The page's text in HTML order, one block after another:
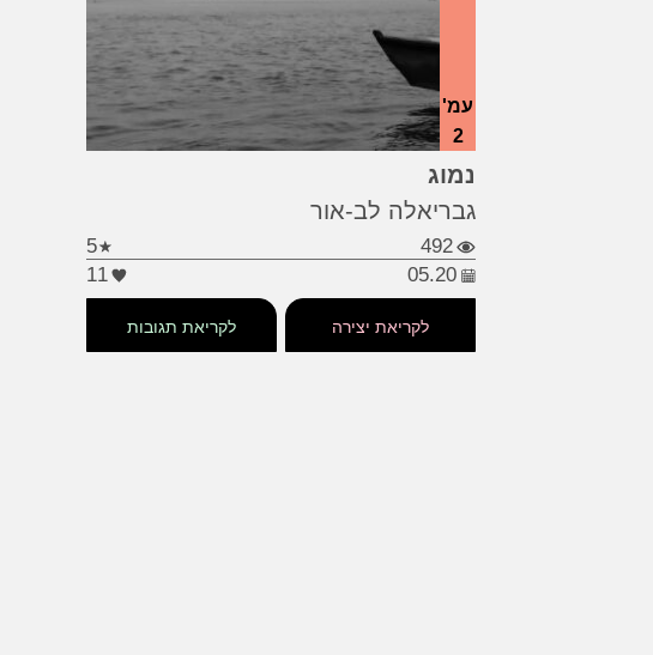
עמ'
2
#געגוע
נמוג
גבריאלה לב-אור
492
5
05.20
11
לקריאת תגובות לקריאת יצירה